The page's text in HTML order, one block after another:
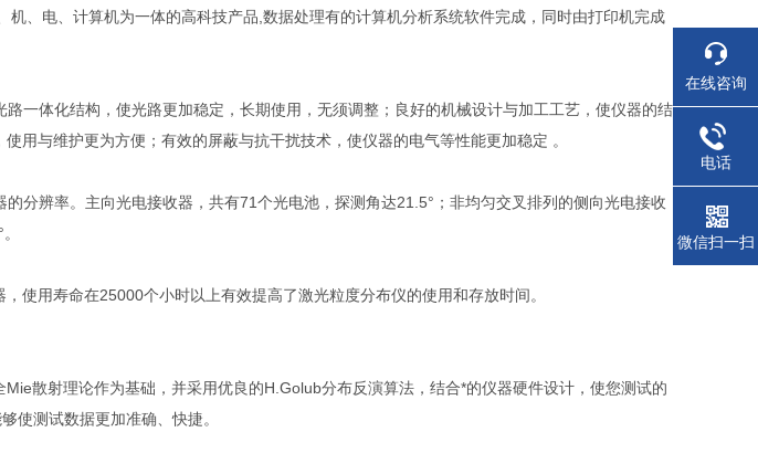
机、电、计算机为一体的高科技产品,数据处理有的计算机分析系统软件完成，同时由打印机完成
一体化结构，使光路更加稳定，长期使用，无须调整；良好的机械设计与加工工艺，使仪器的结
用与维护更为方便；有效的屏蔽与抗干扰技术，使仪器的电气等性能更加稳定 。
分辨率。主向光电接收器，共有71个光电池，探测角达21.5°；非均匀交叉排列的侧向光电接收
使用寿命在25000个小时以上有效提高了激光粒度分布仪的使用和存放时间。
散射理论作为基础，并采用优良的H.Golub分布反演算法，结合*的仪器硬件设计，使您测试的
使测试数据更加准确 、快捷。
在线咨询
电话
微信扫一扫